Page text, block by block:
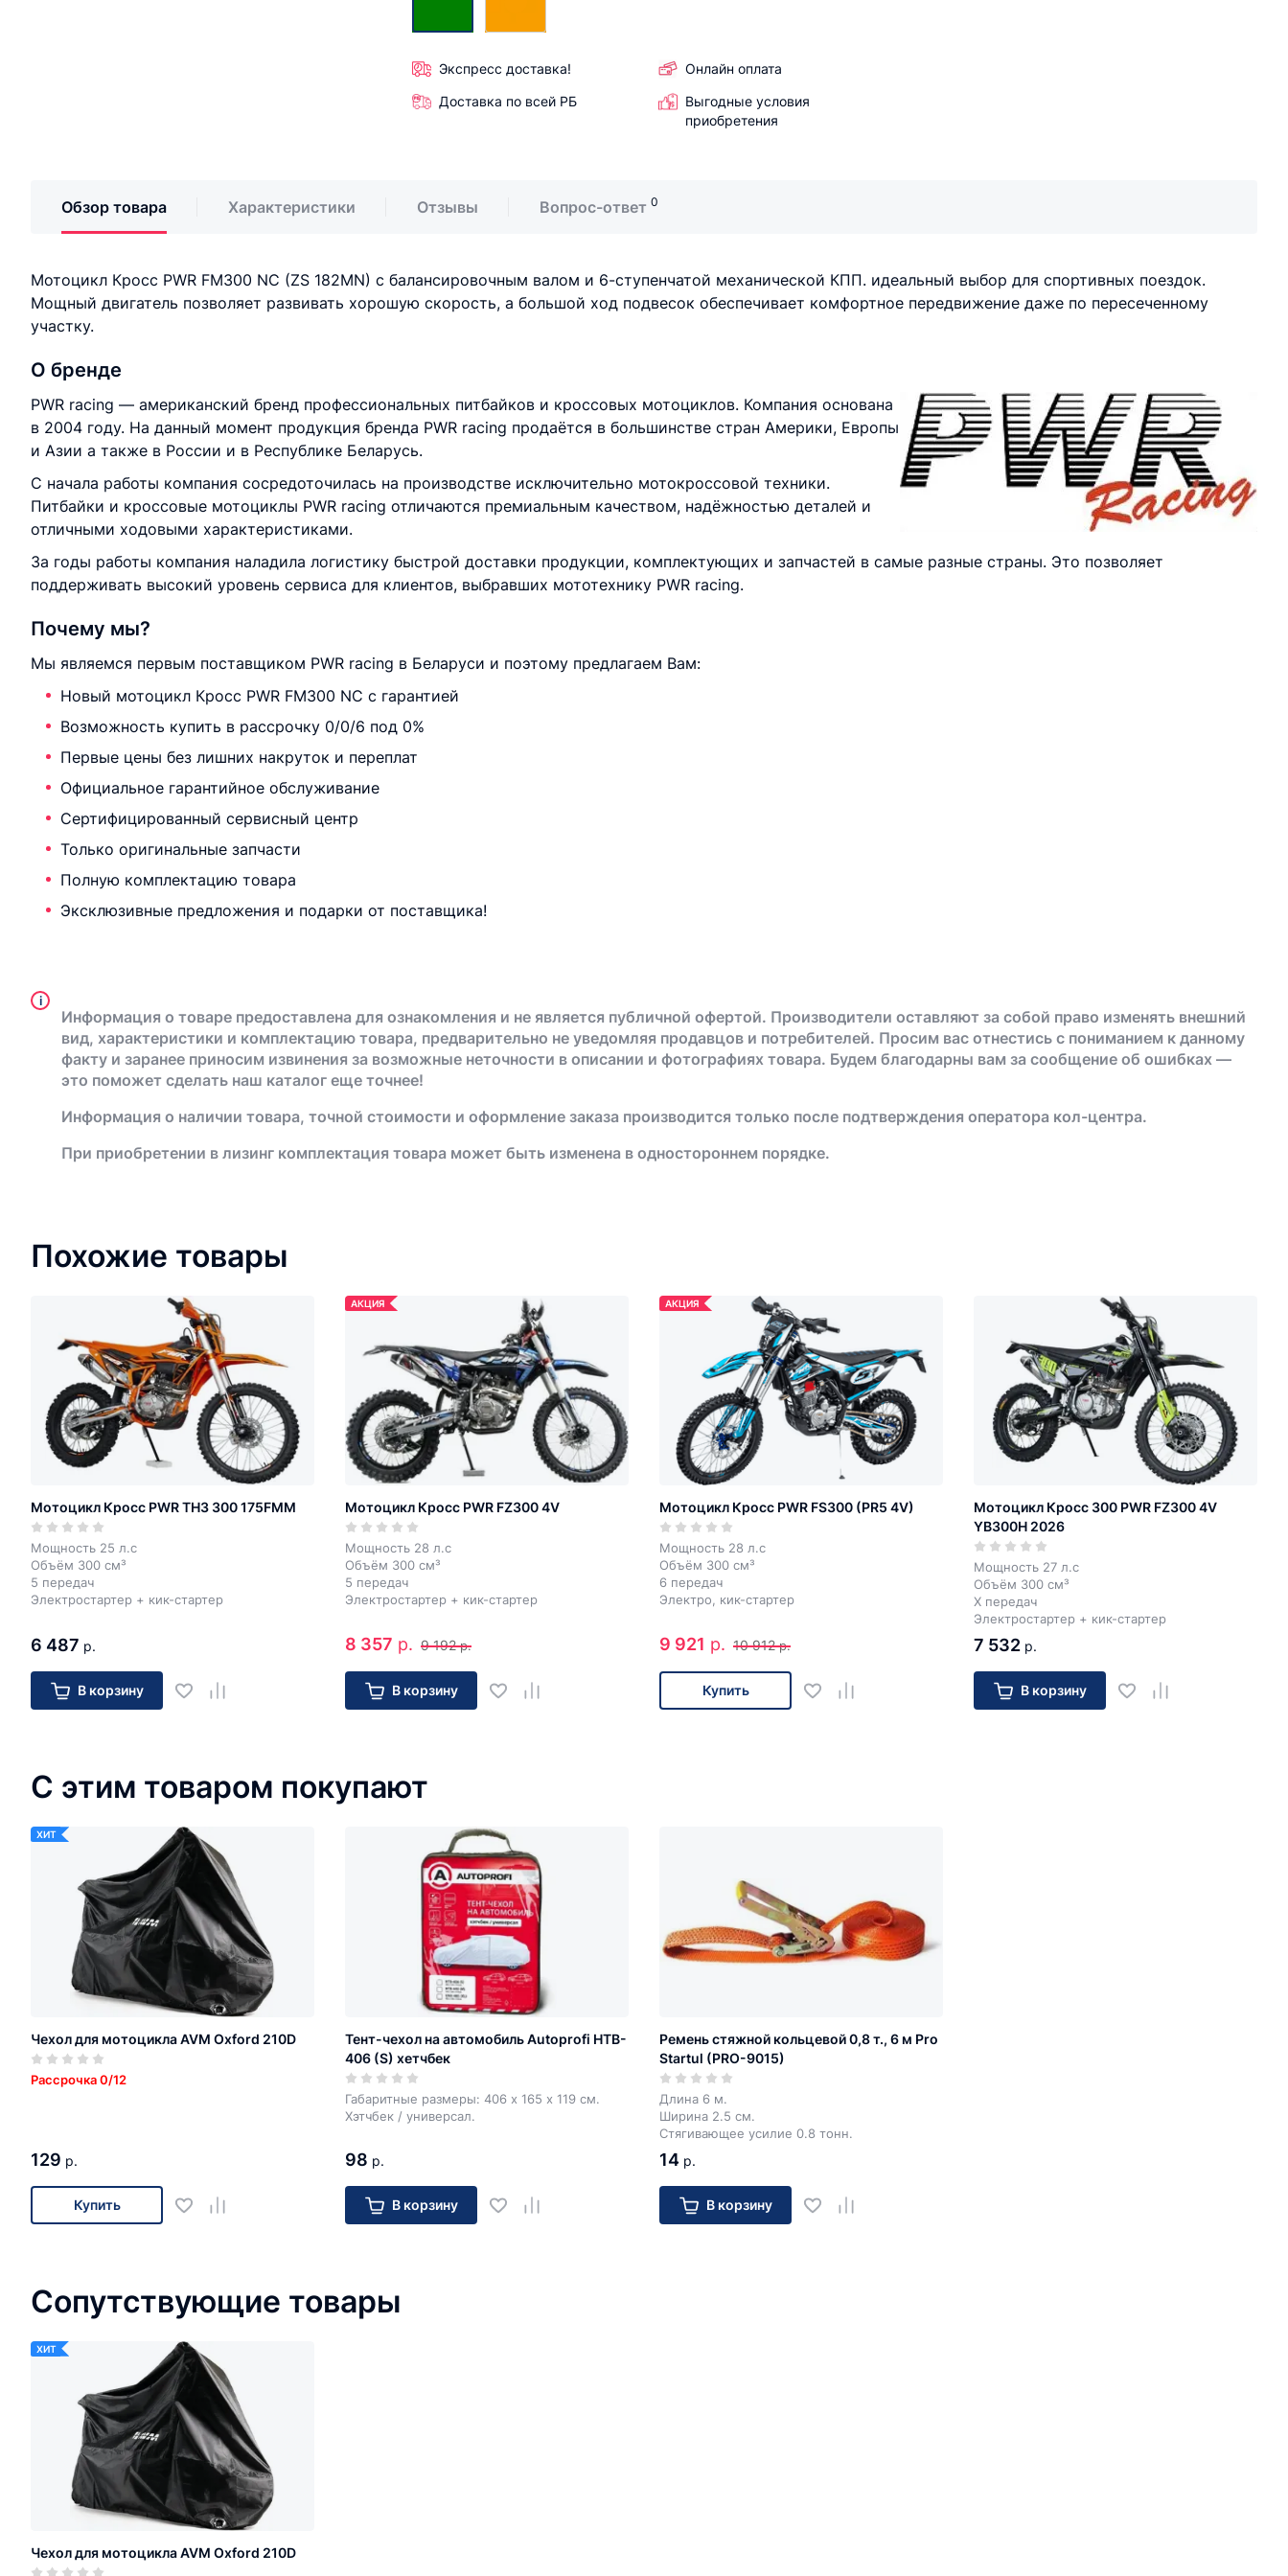
Экспресс доставка!
Онлайн оплата
Доставка по всей РБ
Выгодные условия
приобретения
Обзор товара Характеристики Отзывы Вопрос-ответ 0
Мотоцикл Кросс PWR FM300 NC (ZS 182MN) с балансировочным валом и 6-ступенчатой механической КПП. идеальный выбор для спортивных поездок.
Мощный двигатель позволяет развивать хорошую скорость, а большой ход подвесок обеспечивает комфортное передвижение даже по пересеченному
участку.
О бренде
PWR racing — американский бренд профессиональных питбайков и кроссовых мотоциклов. Компания основана
в 2004 году. На данный момент продукция бренда PWR racing продаётся в большинстве стран Америки, Европы
и Азии а также в России и в Республике Беларусь.
С начала работы компания сосредоточилась на производстве исключительно мотокроссовой техники.
Питбайки и кроссовые мотоциклы PWR racing отличаются премиальным качеством, надёжностью деталей и
отличными ходовыми характеристиками.
За годы работы компания наладила логистику быстрой доставки продукции, комплектующих и запчастей в самые разные страны. Это позволяет
поддерживать высокий уровень сервиса для клиентов, выбравших мототехнику PWR racing.
Почему мы?
Мы являемся первым поставщиком PWR racing в Беларуси и поэтому предлагаем Вам:
Новый мотоцикл Кросс PWR FM300 NC с гарантией
Возможность купить в рассрочку 0/0/6 под 0%
Первые цены без лишних накруток и переплат
Официальное гарантийное обслуживание
Сертифицированный сервисный центр
Только оригинальные запчасти
Полную комплектацию товара
Эксклюзивные предложения и подарки от поставщика!
i
Информация о товаре предоставлена для ознакомления и не является публичной офертой. Производители оставляют за собой право изменять внешний
вид, характеристики и комплектацию товара, предварительно не уведомляя продавцов и потребителей. Просим вас отнестись с пониманием к данному
факту и заранее приносим извинения за возможные неточности в описании и фотографиях товара. Будем благодарны вам за сообщение об ошибках —
это поможет сделать наш каталог еще точнее!
Информация о наличии товара, точной стоимости и оформление заказа производится только после подтверждения оператора кол-центра.
При приобретении в лизинг комплектация товара может быть изменена в одностороннем порядке.
Похожие товары
Мотоцикл Кросс PWR TH3 300 175FMM
Мощность 25 л.с
Объём 300 см³
5 передач
Электростартер + кик-стартер
6 487 р.
В корзину
АКЦИЯ
Мотоцикл Кросс PWR FZ300 4V
Мощность 28 л.с
Объём 300 см³
5 передач
Электростартер + кик-стартер
8 357 р. 9 192 р.
В корзину
АКЦИЯ
Мотоцикл Кросс PWR FS300 (PR5 4V)
Мощность 28 л.с
Объём 300 см³
6 передач
Электро, кик-стартер
9 921 р. 10 912 р.
Купить
Мотоцикл Кросс 300 PWR FZ300 4V
YB300H 2026
Мощность 27 л.с
Объём 300 см³
X передач
Электростартер + кик-стартер
7 532 р.
В корзину
С этим товаром покупают
ХИТ
Чехол для мотоцикла AVM Oxford 210D
Рассрочка 0/12
129 р.
Купить
Тент-чехол на автомобиль Autoprofi HTB-
406 (S) хетчбек
Габаритные размеры: 406 х 165 х 119 см.
Хэтчбек / универсал.
98 р.
В корзину
Ремень стяжной кольцевой 0,8 т., 6 м Pro
Startul (PRO-9015)
Длина 6 м.
Ширина 2.5 см.
Стягивающее усилие 0.8 тонн.
14 р.
В корзину
Сопутствующие товары
ХИТ
Чехол для мотоцикла AVM Oxford 210D